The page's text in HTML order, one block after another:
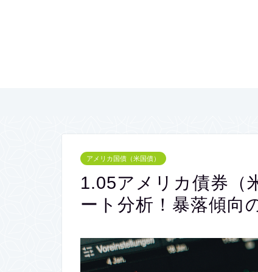
アメリカ国債（米国債）
1.05アメリカ債券（
ート分析！暴落傾向